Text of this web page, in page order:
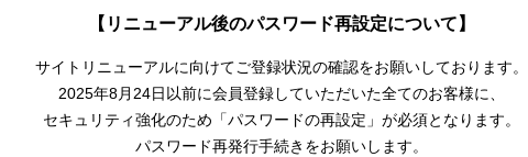
【リニューアル後のパスワード再設定について】
サイトリニューアルに向けてご登録状況の確認をお願いしております。
2025年8月24日以前に会員登録していただいた全てのお客様に、
セキュリティ強化のため「パスワードの再設定」が必須となります。
パスワード再発行手続きをお願いします。